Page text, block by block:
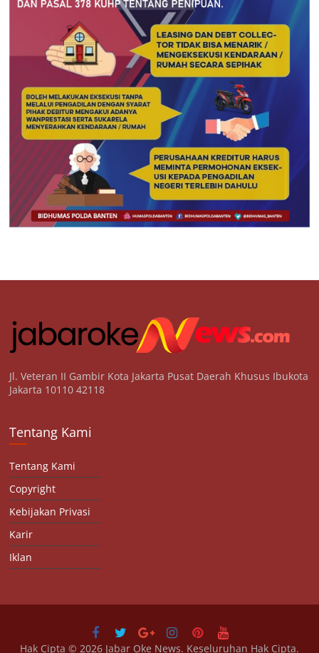
Jl. Veteran II Gambir Kota Jakarta Pusat Daerah Khusus Ibukota
Jakarta 10110 42118
Tentang Kami
Tentang Kami
Copyright
Kebijakan Privasi
Karir
Iklan
Hak Cipta © 2026 Jabar Oke News. Keseluruhan Hak Cipta.